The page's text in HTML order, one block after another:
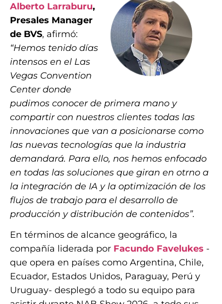
Alberto Larraburu,
Presales Manager
de BVS, afirmó:
“Hemos tenido días
intensos en el Las
Vegas Convention
Center donde
pudimos conocer de primera mano y
compartir con nuestros clientes todas las
innovaciones que van a posicionarse como
las nuevas tecnologías que la industria
demandará. Para ello, nos hemos enfocado
en todas las soluciones que giran en otrno a
la integración de IA y la optimización de los
flujos de trabajo para el desarrollo de
producción y distribución de contenidos”.
En términos de alcance geográfico, la
compañía liderada por Facundo Favelukes -
que opera en países como Argentina, Chile,
Ecuador, Estados Unidos, Paraguay, Perú y
Uruguay- desplegó a todo su equipo para